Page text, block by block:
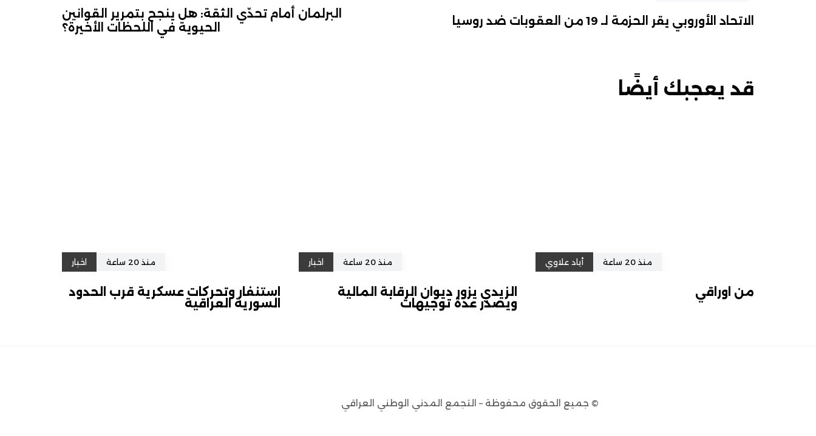
الاتحاد الأوروبي يقر الحزمة لـ 19 من العقوبات ضد روسيا
البرلمان أمام تحدّي الثقة: هل ينجح بتمرير القوانين
الحيوية في اللحظات الأخيرة؟
قد يعجبك أيضًا
منذ 20 ساعة أياد علاوي
من اوراقي
منذ 20 ساعة اخبار
الزيدي يزور ديوان الرقابة المالية
ويصدر عدة توجيهات
منذ 20 ساعة اخبار
استنفار وتحركات عسكرية قرب الحدود
السورية العراقية
© جميع الحقوق محفوظة – التجمع المدني الوطني العراقي